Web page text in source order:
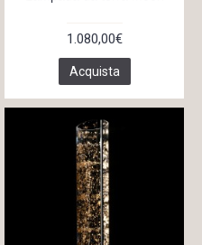
1.080,00€
Acquista